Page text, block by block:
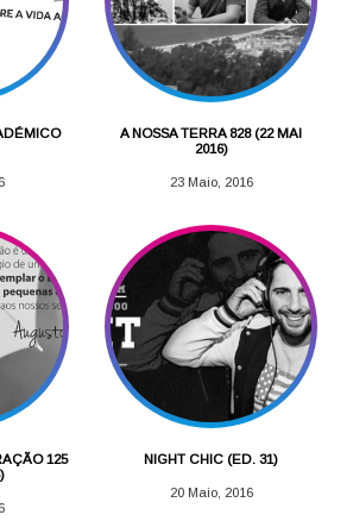
A NOSSA TERRA 828 (22 MAI
2016)
23 Maio, 2016
125
NIGHT CHIC (ED. 31)
20 Maio, 2016